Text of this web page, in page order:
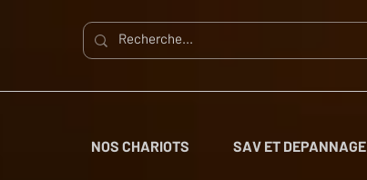
NOS CHARIOTS SAV ET DEPANNAGE